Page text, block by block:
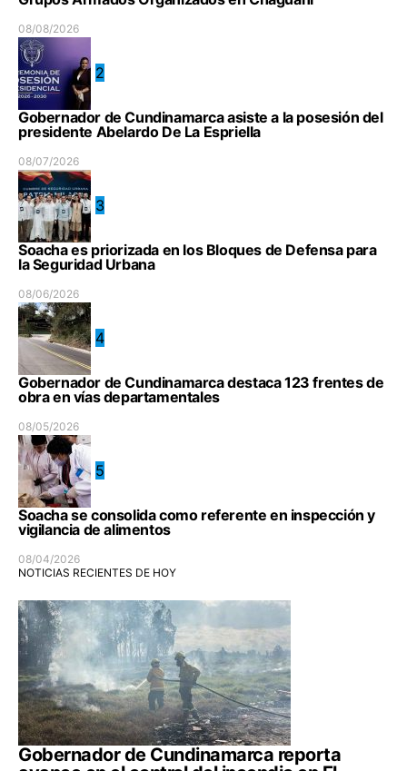
08/08/2026
2
Gobernador de Cundinamarca asiste a la posesión del
presidente Abelardo De La Espriella
08/07/2026
3
Soacha es priorizada en los Bloques de Defensa para
la Seguridad Urbana
08/06/2026
4
Gobernador de Cundinamarca destaca 123 frentes de
obra en vías departamentales
08/05/2026
5
Soacha se consolida como referente en inspección y
vigilancia de alimentos
08/04/2026
NOTICIAS RECIENTES DE HOY
Gobernador de Cundinamarca reporta